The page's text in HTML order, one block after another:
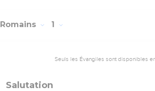
Romains 1
Seuls les Évangiles sont disponibles
Salutation